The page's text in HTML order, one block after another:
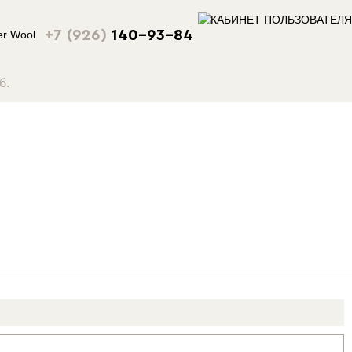
+7 (926) 140-93-84